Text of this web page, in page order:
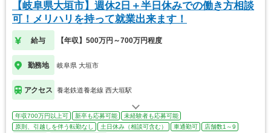
【岐阜県大垣市】週休2日＋半日休みでの働き方相談
可！メリハリを持って就業出来ます！
給与 【年収】500万円～700万円程度
勤務地 岐阜県 大垣市
アクセス 養老鉄道養老線 西大垣駅
年収700万円以上可 新卒も応募可能
未経験者も応募可能
原則、引越しを伴う転勤なし
土日休み（相談可含む） 車通勤可
店舗数1～9